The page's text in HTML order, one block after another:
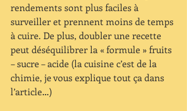
rendements sont plus faciles à
surveiller et prennent moins de temps
à cuire. De plus, doubler une recette
peut déséquilibrer la « formule » fruits
– sucre – acide (la cuisine c’est de la
chimie, je vous explique tout ça dans
l’article…)